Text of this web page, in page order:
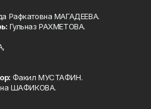
Рафкатовна МАГАДЕЕВА.
Гульназ РАХМЕТОВА.
Факил МУСТАФИН.
ШАФИКОВА.